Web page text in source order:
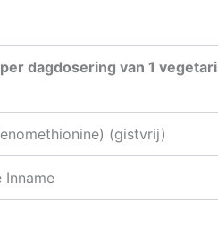
dagdosering van 1
selenomethionine)
Inname